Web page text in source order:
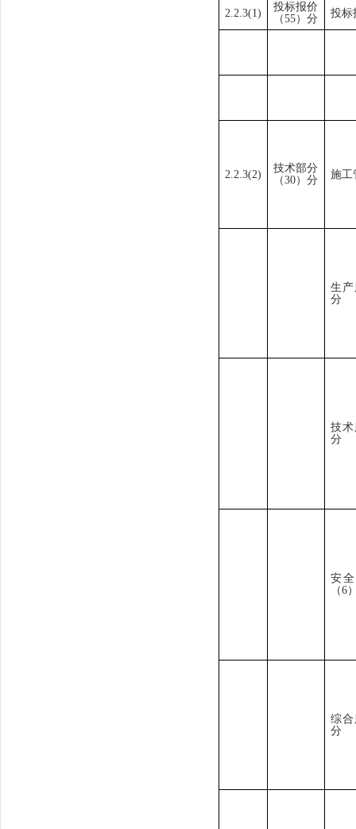
2.2.3(1)
投标报价
（55）分 投标
2.2.3(2)
技术部分
（30）分 施工
生
分
技
分
安
（6
综
分